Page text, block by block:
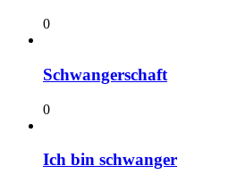
0
Schwangerschaft
0
Ich bin schwanger